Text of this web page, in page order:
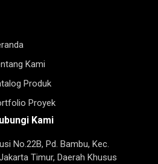
Kami
Produk
Proyek
Kami
No.22B, Pd. Bambu, Kec.
Timur, Daerah Khusus